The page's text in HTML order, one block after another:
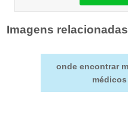
Imagens relacionadas
onde encontrar